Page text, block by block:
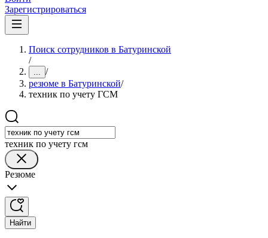
Зарегистрироваться
Поиск сотрудников в Батуринской
/
... /
резюме в Батуринской/
техник по учету ГСМ
техник по учету гсм
Резюме
Найти